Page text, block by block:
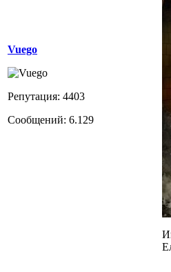
Vuego
Репутация: 4403
Сообщений: 6.129